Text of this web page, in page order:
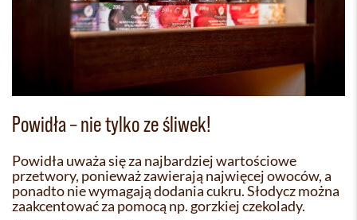
Powidła – nie tylko ze śliwek!
Powidła uważa się za najbardziej wartościowe
przetwory, ponieważ zawierają najwięcej owoców, a
ponadto nie wymagają dodania cukru. Słodycz można
zaakcentować za pomocą np. gorzkiej czekolady.